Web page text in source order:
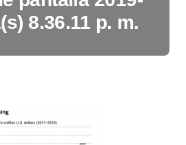
8.36.11 p. m.